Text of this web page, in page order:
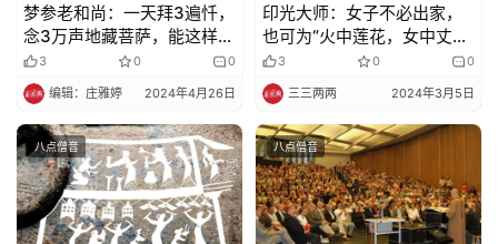
梦参老和尚：一天拜3遍忏，
念3万声地藏菩萨，能这样
做，你就是菩萨
3 0 0
编辑：庄雅婷 2024年4月26日
印光大师：女子不必出家，
也可为“火中莲花，女中丈
夫”
3 0 0
三三两两 2024年3月5日
八点僧音 八点僧音